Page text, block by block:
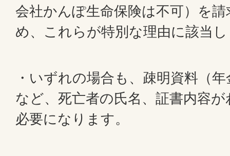
会社かんぽ生命保険は不可）を
め、これらが特別な理由に該当
・いずれの場合も、疎明資料（
など、死亡者の氏名、証書内容
必要になります。